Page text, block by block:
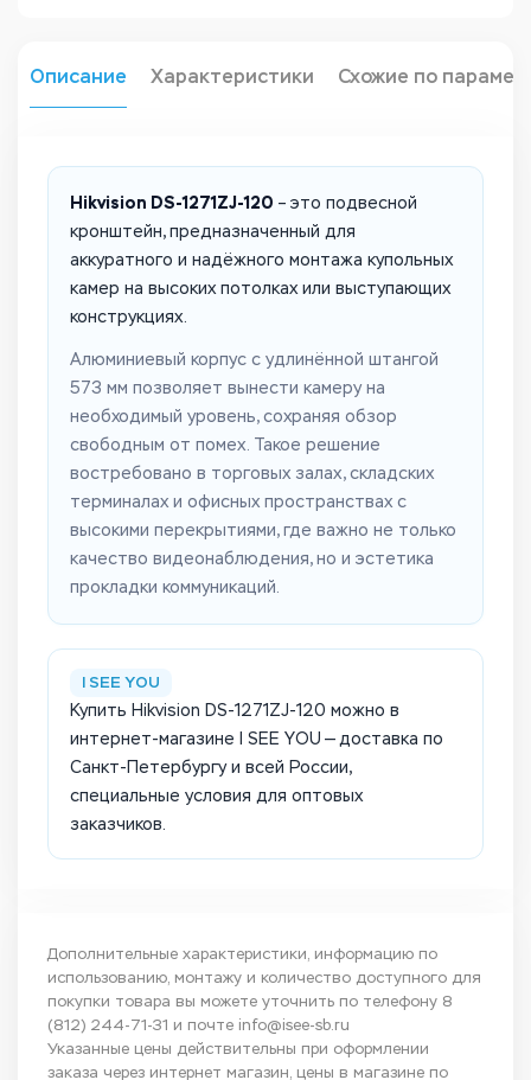
Описание Характеристики Схожие по
Hikvision DS-1271ZJ-120 – это подвесной
кронштейн, предназначенный для
аккуратного и надёжного монтажа купольных
камер на высоких потолках или выступающих
конструкциях.
Алюминиевый корпус с удлинённой штангой
573 мм позволяет вынести камеру на
необходимый уровень, сохраняя обзор
свободным от помех. Такое решение
востребовано в торговых залах, складских
терминалах и офисных пространствах с
высокими перекрытиями, где важно не только
качество видеонаблюдения, но и эстетика
прокладки коммуникаций.
I SEE YOU
Купить Hikvision DS-1271ZJ-120 можно в
интернет-магазине I SEE YOU — доставка по
Санкт-Петербургу и всей России,
специальные условия для оптовых
заказчиков.
Дополнительные характеристики, информацию по
использованию, монтажу и количество доступного для
покупки товара вы можете уточнить по телефону 8
(812) 244-71-31 и почте info@isee-sb.ru
Указанные цены действительны при оформлении
заказа через интернет магазин, цены в магазине по